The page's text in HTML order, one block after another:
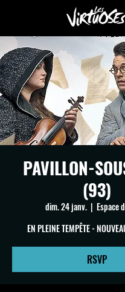
PAVILLON-
(93)
dim. 24 janv.
  |
Espace
EN PLEINE TEMPÊTE -
RSVP